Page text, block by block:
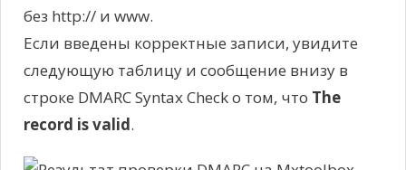
без http:// и www.
Если введены корректные записи, увидите
следующую таблицу и сообщение внизу в
строке DMARC Syntax Check о том, что The
record is valid.